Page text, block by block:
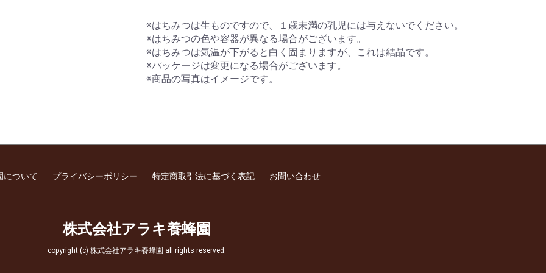
※はちみつは生ものですので、１歳未満の乳児には与えないでください。
※はちみつの色や容器が異なる場合がございます。
※はちみつは気温が下がると白く固まりますが、これは結晶です。
※パッケージは変更になる場合がございます。
※商品の写真はイメージです。
について プライバシーポリシー 特定商取引法に基づく表記 お問い合わせ
株式会社アラキ養蜂園
copyright (c) 株式会社アラキ養蜂園 all rights reserved.